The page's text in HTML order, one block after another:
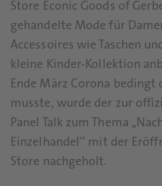
Store Econic Goods of
gehandelte Mode für
Accessoires wie Taschen
kleine Kinder-Kollektion
Ende März Corona
musste, wurde der zur
Panel Talk zum Thema
Einzelhandel‘‘ mit der
Store nachgeholt.